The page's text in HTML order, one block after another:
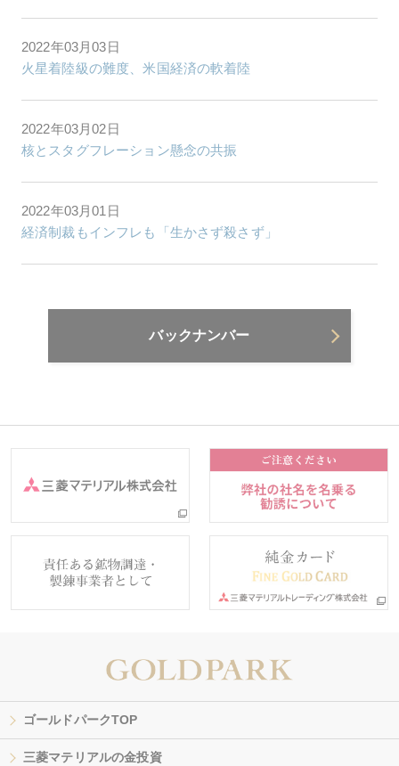
2022年03月03日
火星着陸級の難度、米国経済の軟着陸
2022年03月02日
核とスタグフレーション懸念の共振
2022年03月01日
経済制裁もインフレも「生かさず殺さず」
バックナンバー
ゴールドパークTOP
三菱マテリアルの金投資